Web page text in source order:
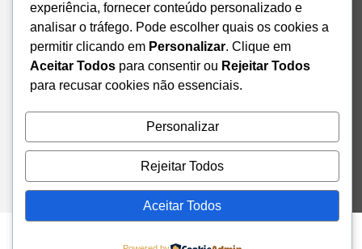
+351 228
328 115
geral@institutodemobilidade.org
Subscreva
a
Newsletter
Send
experiência, fornecer conteúdo personalizado e
analisar o tráfego. Pode escolher quais os cookies a
permitir clicando em Personalizar. Clique em
Aceitar Todos para consentir ou Rejeitar Todos
para recusar cookies não essenciais.
Personalizar
Rejeitar Todos
Aceitar Todos